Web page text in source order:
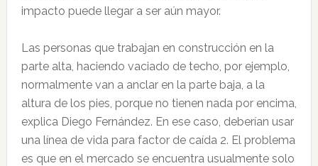
impacto puede llegar a ser aún mayor.
Las personas que trabajan en construcción en la
parte alta, haciendo vaciado de techo, por ejemplo,
normalmente van a anclar en la parte baja, a la
altura de los pies, porque no tienen nada por encima,
explica Diego Fernández. En ese caso, deberían usar
una línea de vida para factor de caída 2. El problema
es que en el mercado se encuentra usualmente solo